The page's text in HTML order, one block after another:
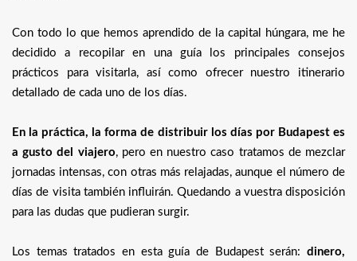
Con todo lo que hemos aprendido de la capital húngara, me he
decidido a recopilar en una guía los principales consejos
prácticos para visitarla, así como ofrecer nuestro itinerario
detallado de cada uno de los días.
En la práctica, la forma de distribuir los días por Budapest es
a gusto del viajero, pero en nuestro caso tratamos de mezclar
jornadas intensas, con otras más relajadas, aunque el número de
días de visita también influirán. Quedando a vuestra disposición
para las dudas que pudieran surgir.
Los temas tratados en esta guía de Budapest serán: dinero,